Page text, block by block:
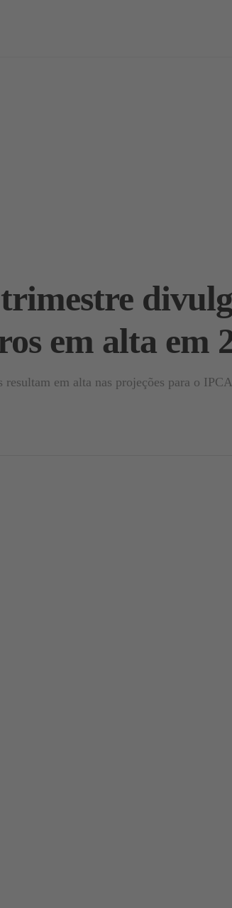
em alta em
resultam em alta nas projeções para o